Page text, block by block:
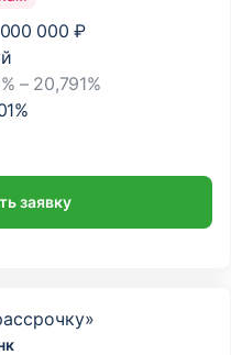
000 ₽
– 20,791%
%
заявку